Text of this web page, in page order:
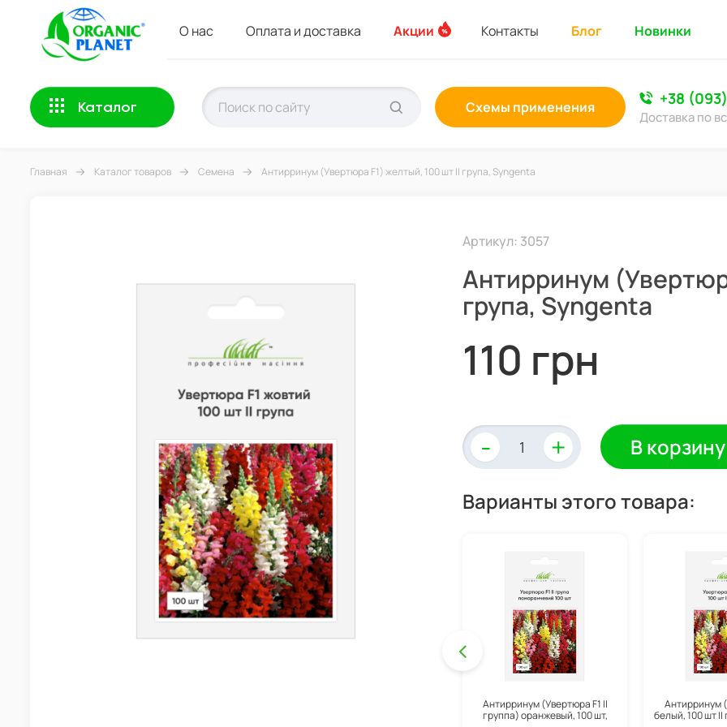
О нас Оплата и доставка Акции Контакты Блог Новинки
Каталог Схемы применения +38
Доставка по
Главная Каталог товаров Семена Антирринум (Увертюра F1) желтый, 100 шт II група, Syngenta
Артикул: 3057
Антирринум
група, Syngenta
110 грн
- + В корзину
Варианты этого товара:
Антирринум (Увертюра F1 II
группа) оранжевый, 100 шт,
Антирринум
белый, 100 шт II